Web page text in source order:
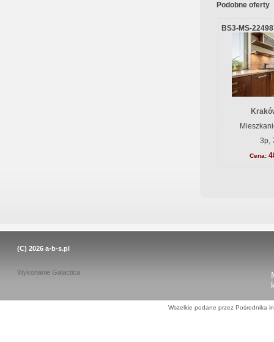
Podobne oferty
BS3-MS-
3p,
Cena:
(C) 2026 a-b-s.pl
Wykonanie Galactica
Wszelkie podane przez Pośrednika